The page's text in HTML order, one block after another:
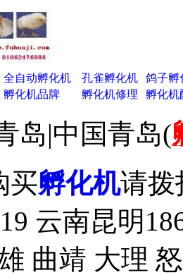
全自动孵化机 孔雀孵化机
鸽子孵
孵化机品牌 孵化机修理 孵化机
岛|中国青岛(
买孵化机请拨
云南昆明
曲靖 大理